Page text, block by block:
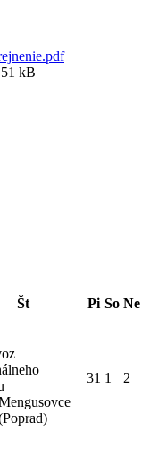
kB
Št Pi So Ne
31 1 2